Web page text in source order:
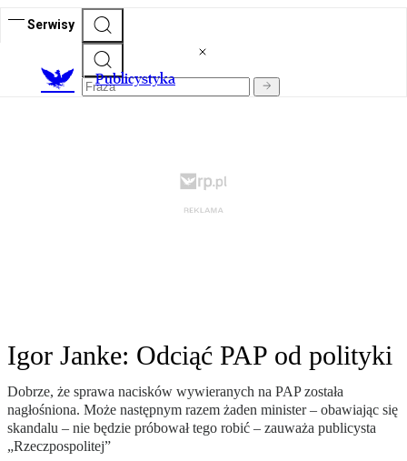
Serwisy
Publicystyka
Igor Janke: Odciąć PAP od polityki
Dobrze, że sprawa nacisków wywieranych na PAP została
nagłośniona. Może następnym razem żaden minister – obawiając się
skandalu – nie będzie próbował tego robić – zauważa publicysta
„Rzeczpospolitej”